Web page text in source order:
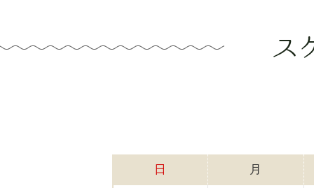
日 月